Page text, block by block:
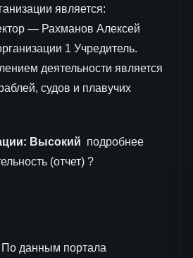
является:
— Рахманов Алексей
1 Учредитель.
деятельности является
судов и плавучих
Высокий подробнее
(отчет) ?
По данным портала